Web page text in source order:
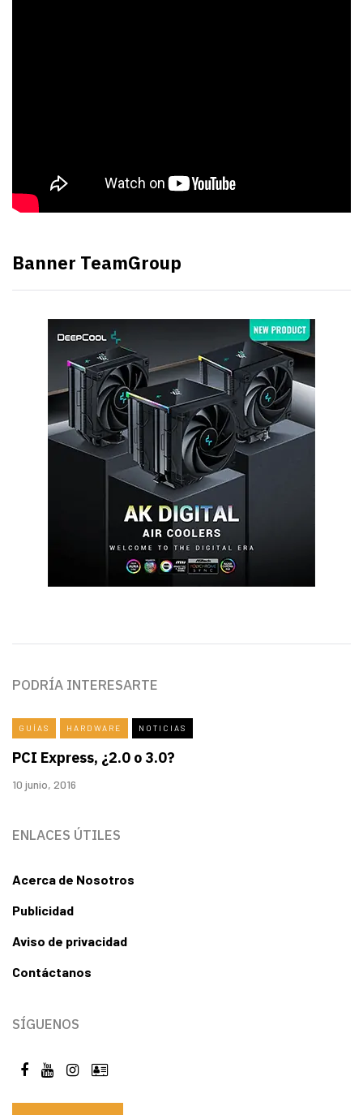
Banner TeamGroup
PODRÍA INTERESARTE
GUÍAS HARDWARE NOTICIAS
PCI Express, ¿2.0 o 3.0?
10 junio, 2016
ENLACES ÚTILES
Acerca de Nosotros
Publicidad
Aviso de privacidad
Contáctanos
SÍGUENOS